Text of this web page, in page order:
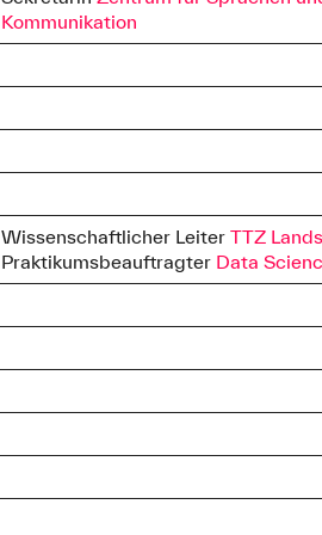
Kommunikation
Wissenschaftlicher Leiter TTZ
Praktikumsbeauftragter Data